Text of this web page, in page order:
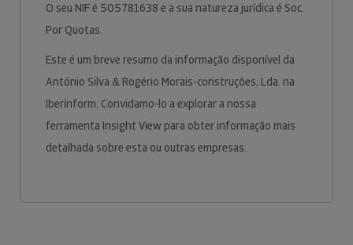
O seu NIF é 505781638 e a sua natureza jurídica é Soc.
Por Quotas.
Este é um breve resumo da informação disponível da
António Silva & Rogério Morais-construções, Lda. na
Iberinform. Convidamo-lo a explorar a nossa
ferramenta Insight View para obter informação mais
detalhada sobre esta ou outras empresas.